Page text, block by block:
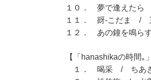
１０． 夢で逢えた
１１． 谺-こだま /
１２． あの鐘を鳴
【「hanashikaの時間｡
１． 喝采 / ちあき